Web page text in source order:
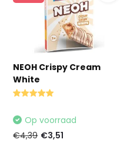
NEOH Crispy Cream
White
Op voorraad
€4,39 €3,51